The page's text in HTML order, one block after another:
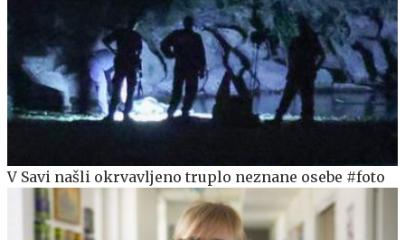
V Savi našli okrvavljeno truplo neznane osebe #foto